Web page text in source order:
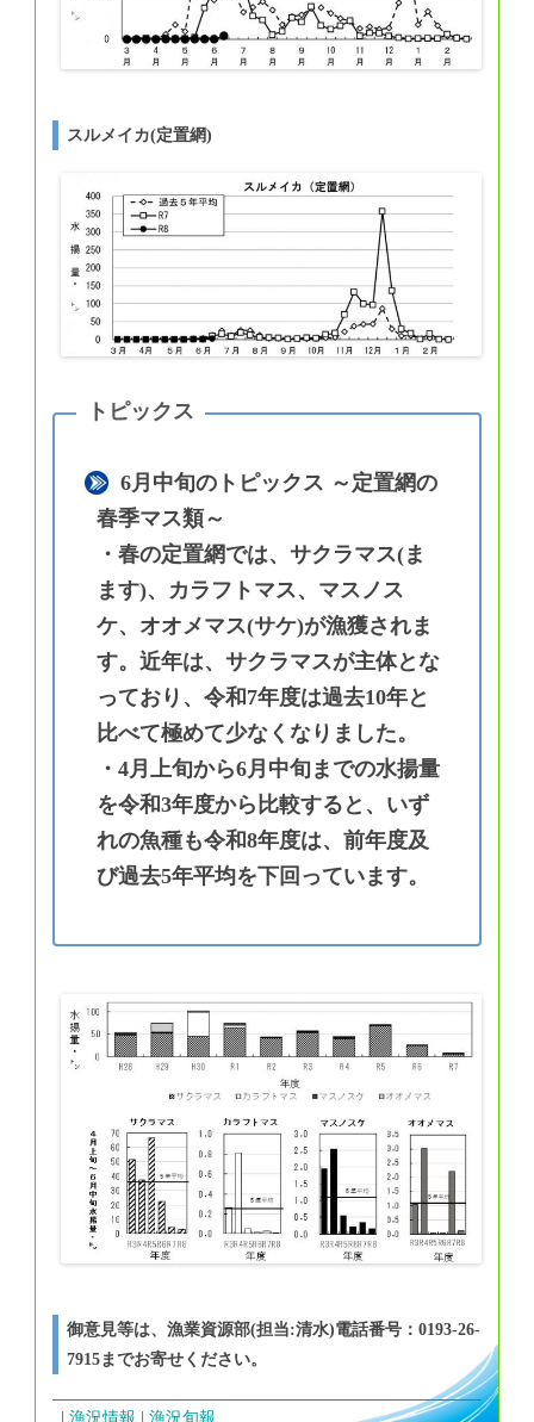
スルメイカ(定置網)
6月中旬のトピックス ～定置網の
春季マス類～
・春の定置網では、サクラマス(ま
ます)、カラフトマス、マスノス
ケ、オオメマス(サケ)が漁獲されま
す。近年は、サクラマスが主体とな
っており、令和7年度は過去10年と
比べて極めて少なくなりました。
・4月上旬から6月中旬までの水揚量
を令和3年度から比較すると、いず
れの魚種も令和8年度は、前年度及
び過去5年平均を下回っています。
御意見等は、漁業資源部(担当:清水)電話番号：0193-26-
7915までお寄せください。
漁況情報 漁況旬報